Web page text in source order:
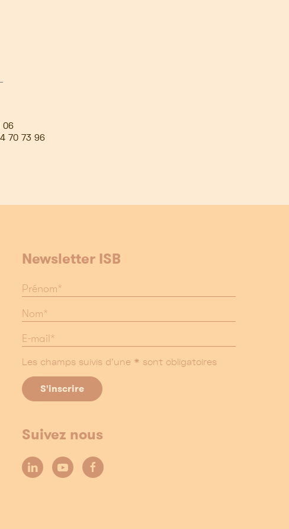
06
70 73 96
Newsletter ISB
Les champs suivis d'une * sont obligatoires
Suivez nous